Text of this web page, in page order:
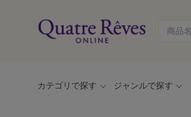
カテゴリで探す ジャンルで探す